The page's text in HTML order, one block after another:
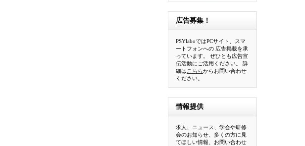
広告募集！
PSYlaboではPCサイト、スマ
ートフォンへの 広告掲載を承
っています。 ぜひとも広告宣
伝活動にご活用ください。 詳
細は こちらからお問い合わせ
ください。
情報提供
求人、ニュース、学会や研修
会のお知らせ、多くの方に見
てほしい情報、お問い合わせ